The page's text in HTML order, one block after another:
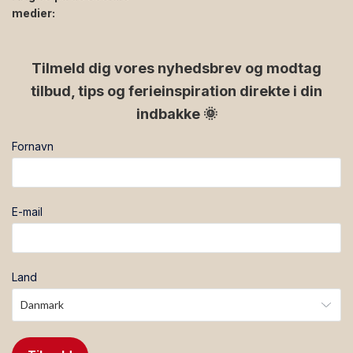
medier:
Tilmeld dig vores nyhedsbrev og modtag
tilbud, tips og ferieinspiration direkte i din
indbakke 🌞
Fornavn
E-mail
Land